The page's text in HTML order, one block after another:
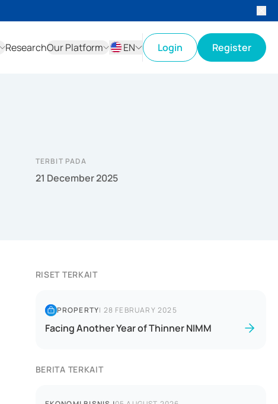
ResearchOur Platform
EN
Login Register
TERBIT PADA
21 December 2025
RISET TERKAIT
PROPERTY| 28 FEBRUARY 2025
Facing Another Year of Thinner NIMM
BERITA TERKAIT